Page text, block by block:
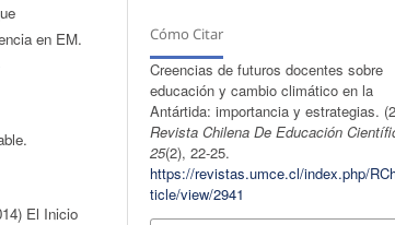
en EM.
El Inicio
Cómo Citar
Creencias de futuros docentes sobre
educación y cambio climático en la
Antártida: importancia y estrategias.
Revista Chilena De Educación
25(2), 22-25.
https://revistas.umce.cl/index.php/
ticle/view/2941